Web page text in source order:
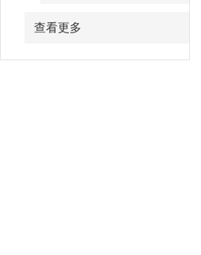
查看更多